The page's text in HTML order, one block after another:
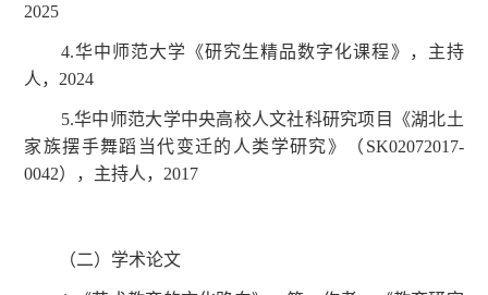
2025
4.华中师范大学《研究生精品数字化课程》，主持
人，2024
5.华中师范大学中央高校人文社科研究项目《湖北土
家族摆手舞蹈当代变迁的人类学研究》（SK02072017-
0042），主持人，2017
（二）学术论文